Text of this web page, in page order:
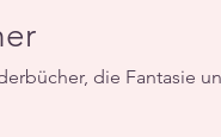
die Fantasie